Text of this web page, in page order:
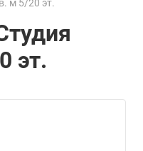
м 5/20 эт.
эт.